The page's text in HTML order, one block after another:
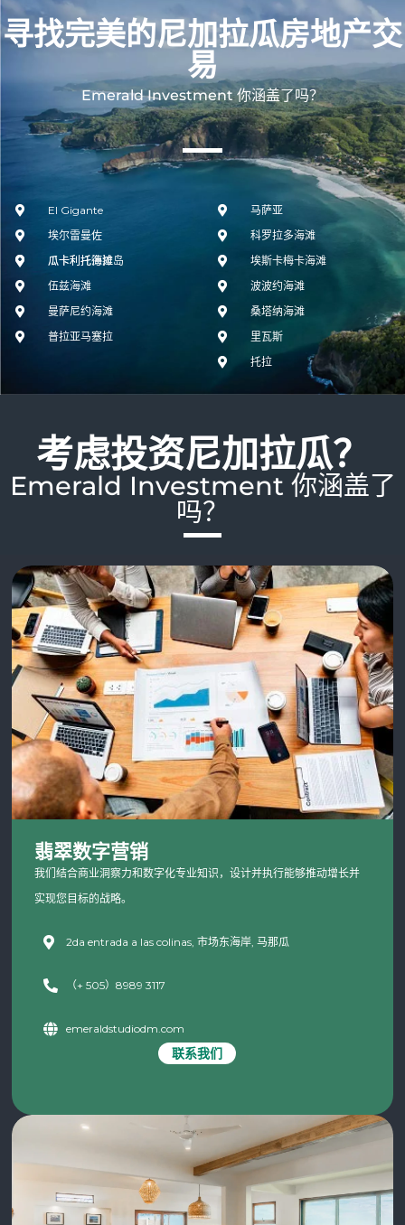
寻找完美的尼加拉瓜房地产交
易
Emerald Investment 你涵盖了吗？
El Gigante
埃尔雷曼佐
瓜卡利托德拉岛
马萨亚
科罗拉多海滩
埃斯卡梅卡海滩
瓜卡利托海滩
伍兹海滩
曼萨尼约海滩
普拉亚马塞拉
波波约海滩
桑塔纳海滩
里瓦斯
托拉
考虑投资尼加拉瓜？
Emerald Investment 你涵盖了
吗？
翡翠数字营销
我们结合商业洞察力和数字化专业知识，设计并执行能够推动增长并
实现您目标的战略。
2da entrada a las colinas, 市场东海岸, 马那瓜
（+ 505）8989 3117
emeraldstudiodm.com
联系我们